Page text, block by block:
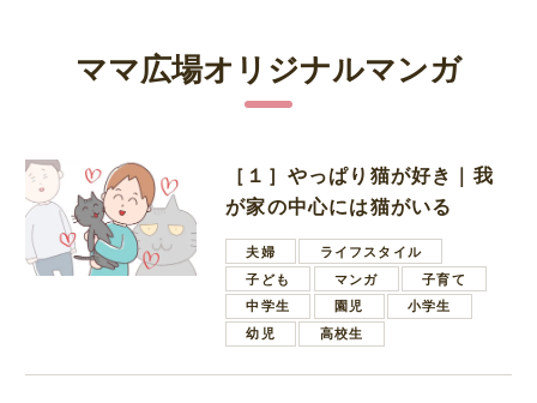
ママ広場オリジナルマンガ
［１］やっぱり猫が好き｜我
が家の中心には猫がいる
夫婦
ライフスタイル
子ども
マンガ
子育て
中学生
園児
小学生
幼児
高校生